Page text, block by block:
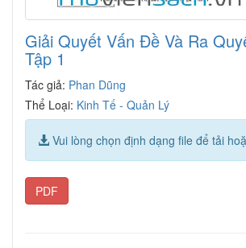
Giải Quyết Vấn Đề Và Ra
Tập 1
Tác giả: Phan Dũng
Thể Loại: Kinh Tế - Quản Lý
Vui lòng chọn định dạng file để tải
PDF